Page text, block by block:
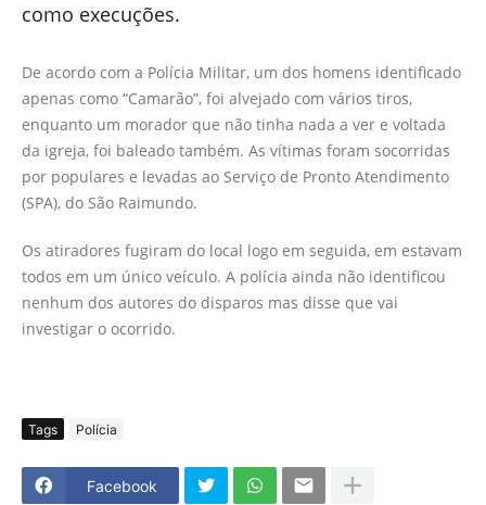
como execuções.
De acordo com a Polícia Militar, um dos homens identificado
apenas como “Camarão”, foi alvejado com vários tiros,
enquanto um morador que não tinha nada a ver e voltada
da igreja, foi baleado também. As vítimas foram socorridas
por populares e levadas ao Serviço de Pronto Atendimento
(SPA), do São Raimundo.
Os atiradores fugiram do local logo em seguida, em estavam
todos em um único veículo. A polícia ainda não identificou
nenhum dos autores do disparos mas disse que vai
investigar o ocorrido.
Tags Polícia
Facebook